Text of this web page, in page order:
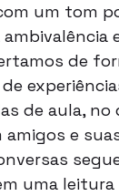
um tom
de
de aula, no
e
uma leitura